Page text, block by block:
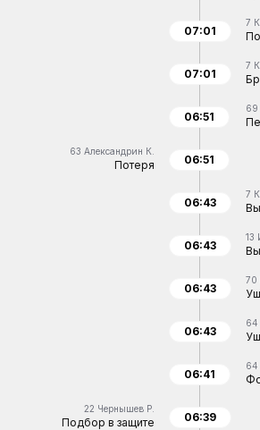
7
07:01
7
07:01
69
06:51
63 Александрин К.
Потеря 06:51
7
06:43
13
06:43
70
06:43
64
06:43
64
06:41
22 Чернышев Р.
Подбор в защите 06:39